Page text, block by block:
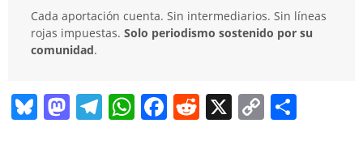
Cada aportación cuenta. Sin intermediarios. Sin líneas
rojas impuestas. Solo periodismo sostenido por su
comunidad.
Bl M T W F R X C